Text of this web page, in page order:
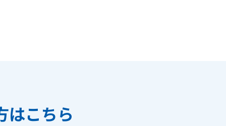
はこちら